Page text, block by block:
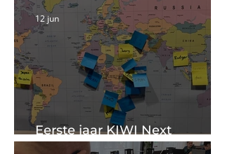
Eerste jaar KIWI Next
programma zit erop
12 jun